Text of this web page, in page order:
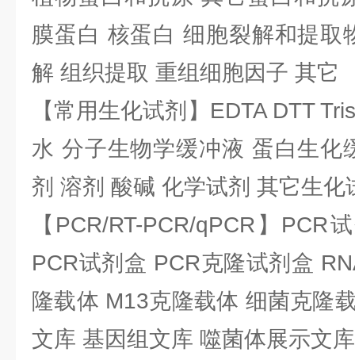
膜蛋白 核蛋白 细胞裂解和提取
解 组织提取 重组细胞因子 其它
【常用生化试剂】EDTA DTT
水 分子生物学缓冲液 蛋白生化
剂 溶剂 酸碱 化学试剂 其它生化
【PCR/RT-PCR/qPCR】PCR
PCR试剂盒 PCR克隆试剂盒
隆载体 M13克隆载体 细菌克隆
文库 基因组文库 噬菌体展示文库